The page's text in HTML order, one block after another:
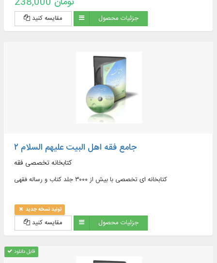
narrative sources of jurisprudence, supplications and
pilgrimages, practical inquiries and treatises, Hajj rituals and
newly introduced issues, contemporary jurisprudence...
مقایسه کنید جزئیات محصول
جامع فقه اهل البیت علیهم السلام ۲
کتابخانه تخصصی فقه
کتابخانه ای تخصصی با بیش از ۳۰۰۰ جلد کتاب و رساله فقهی
تولید نسخه جدید
مقایسه کنید جزئیات محصول
قابل دانلود